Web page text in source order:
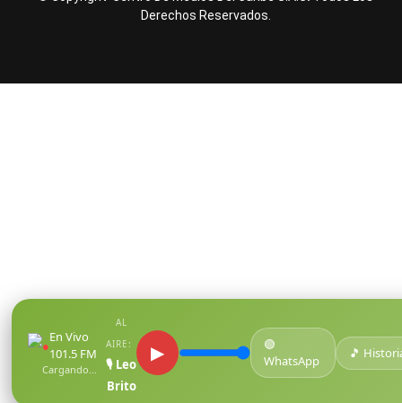
●
En Vivo
101.5 FM
Cargando...
AL
AIRE:
🎙️ Leo
Brito
▶
🟢
WhatsApp
🎵
Derechos Reservados.